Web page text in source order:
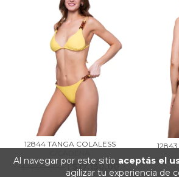
Al navegar por este sitio aceptás el
agilizar tu experiencia de
12844 TANGA COLALESS
$24.500,00
$17.150,00